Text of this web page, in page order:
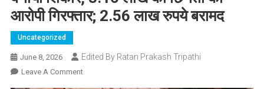
आरोपी गिरफ्तार; 2.56 लाख रुपये बरामद
Uncategorized
June 8, 2026 Edited By Ratan Prakash Tripathi
Leave A CommentOn